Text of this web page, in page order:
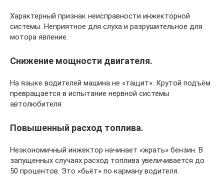
Характерный признак неисправности инжекторной
системы. Неприятное для слуха и разрушительное для
мотора явление.
Снижение мощности двигателя.
На языке водителей машина не «тащит». Крутой подъём
превращается в испытание нервной системы
автолюбителя.
Повышенный расход топлива.
Неэкономичный инжектор начинает «жрать» бензин. В
запущенных случаях расход топлива увеличивается до
50 процентов. Это «бьёт» по карману водителя.